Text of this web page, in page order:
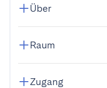
Über
Raum
Zugang